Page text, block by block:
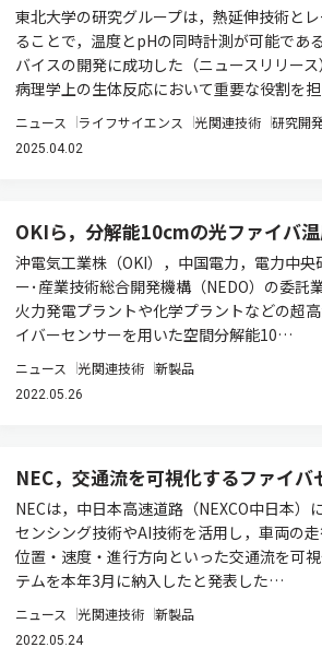
東北大学の研究グループは，熱延伸技術と
ることで，温度とpHの同時計測が可能であ
バイスの開発に成功した（ニュースリリー
病理学上の生体反応において重要な役割を
ニュース ライフサイエンス 光関連技術 研究開
2025.04.02
OKIら，分解能10cmの光ファイバ
沖電気工業株（OKI），中国電力，電力中
ー･産業技術総合開発機構（NEDO）の委託
火力発電プラントや化学プラントなどの超
イバーセンサーを用いた空間分解能10…
ニュース 光関連技術 新製品
2022.05.26
NEC，交通流を可視化するファイバ
NECは，中日本高速道路（NEXCO中日本）
センシング技術やAI技術を活用し，車両の
位置・速度・進行方向といった交通流を可
テムを本年3月に納入したと発表した…
ニュース 光関連技術 新製品
2022.05.24